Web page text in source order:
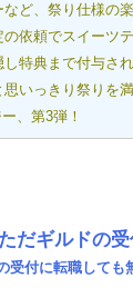
ど、祭り仕様の
依頼でスイーツ
し特典まで付与
いっきり祭りを
、第3弾！
だギルドの
受付に転職しても